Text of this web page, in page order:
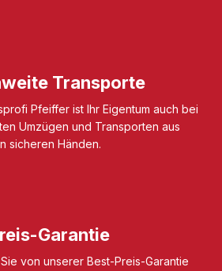
Transporte
Pfeiffer ist Ihr Eigentum auch bei
Umzügen und Transporten aus
sicheren Händen.
Garantie
von unserer Best-Preis-Garantie